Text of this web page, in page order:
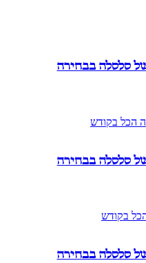
סלסלה בבחירה
סלסלה בבחירה
סלסלה בבחירה